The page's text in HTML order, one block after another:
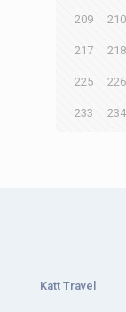
209 210
217 218
225 226
233 234
Katt Travel